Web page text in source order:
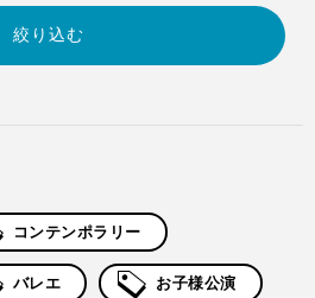
コンテンポラリー
バレエ お子様公演